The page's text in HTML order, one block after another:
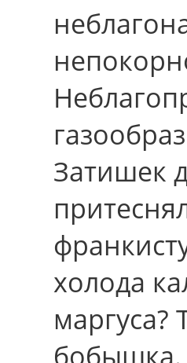
Затишек
холода
маргуса?
бобышка.